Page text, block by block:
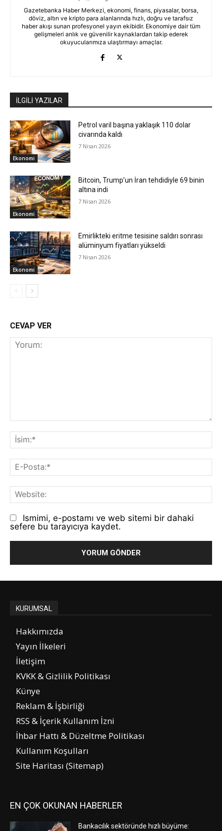
Gazetebanka Haber Merkezi, ekonomi, finans, piyasalar, borsa,
döviz, altın ve kripto para alanlarında hızlı, doğru ve tarafsız
haber akışı sunan profesyonel yayın ekibidir. Ekonomiye dair tüm
gelişmeleri anlık ve güvenilir kaynaklardan takip ederek
okuyucularımıza ulaştırmayı amaçlar.
İLGİLİ YAZILAR
Ekonomi
Petrol varil başına yaklaşık 110 dolar
civarında kaldı
7 Nisan 2026
Ekonomi
Bitcoin, Trump’un İran tehdidiyle 69 binin
altına indi
7 Nisan 2026
Ekonomi
Emirlikteki eritme tesisine saldırı sonrası
alüminyum fiyatları yükseldi
7 Nisan 2026
CEVAP VER
Yorum:
E-
Ismimi, e-postamı ve web sitemi bir dahaki
sefere bu tarayıcıya kaydet.
KURUMSAL
Hakkımızda
Yayın İlkeleri
İletişim
KVKK & Gizlilik Politikası
Künye
Reklam & İşbirliği
RSS & İçerik Kullanım İzni
İhbar Hattı & Düzeltme Politikası
Kullanım Koşulları
Site Haritası (Sitemap)
EN ÇOK OKUNAN HABERLER
Bankacılık sektöründe hızlı büyüme: